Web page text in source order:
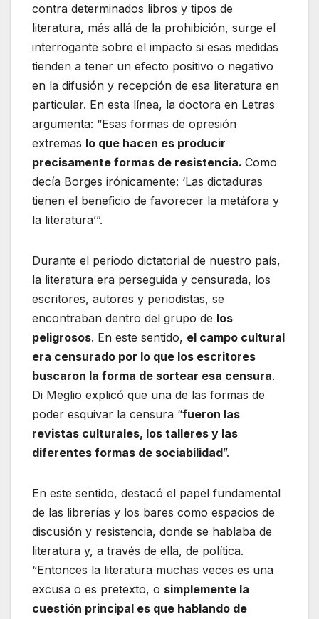
contra determinados libros y tipos de
literatura, más allá de la prohibición, surge el
interrogante sobre el impacto si esas medidas
tienden a tener un efecto positivo o negativo
en la difusión y recepción de esa literatura en
particular. En esta línea, la doctora en Letras
argumenta: “Esas formas de opresión
extremas lo que hacen es producir
precisamente formas de resistencia. Como
decía Borges irónicamente: ‘Las dictaduras
tienen el beneficio de favorecer la metáfora y
la literatura’”.
Durante el periodo dictatorial de nuestro país,
la literatura era perseguida y censurada, los
escritores, autores y periodistas, se
encontraban dentro del grupo de los
peligrosos. En este sentido, el campo cultural
era censurado por lo que los escritores
buscaron la forma de sortear esa censura.
Di Meglio explicó que una de las formas de
poder esquivar la censura “fueron las
revistas culturales, los talleres y las
diferentes formas de sociabilidad”.
En este sentido, destacó el papel fundamental
de las librerías y los bares como espacios de
discusión y resistencia, donde se hablaba de
literatura y, a través de ella, de política.
“Entonces la literatura muchas veces es una
excusa o es pretexto, o simplemente la
cuestión principal es que hablando de